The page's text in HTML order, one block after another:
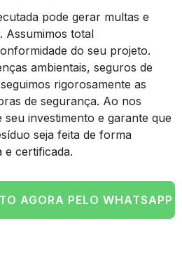
pode gerar multas e
Assumimos total
do seu projeto.
ambientais, seguros de
rigorosamente as
de segurança. Ao nos
investimento e garante que
seja feita de forma
e certificada.
AGORA PELO WHATSAPP